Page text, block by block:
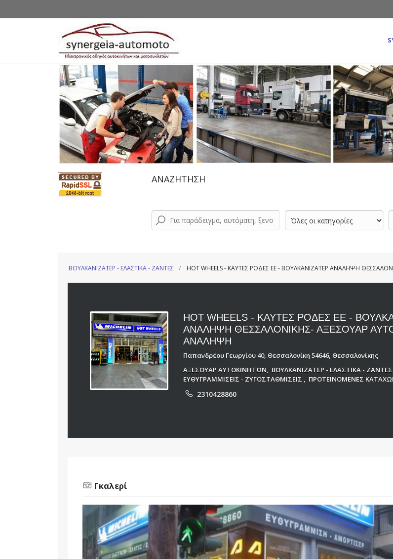
ΑΝΑΖΗΤΗΣΗ
ΒΟΥΛΚΑΝΙΖΑΤΕΡ - ΕΛΑΣΤΙΚΑ - ΖΑΝΤΕΣ HOT WHEELS - ΚΑΥΤΕΣ ΡΟΔΕΣ ΕΕ - ΒΟΥΛΚΑΝΙΖΑΤΕΡ ΑΝΑΛΗΨΗ
HOT WHEELS - ΚΑΥΤΕΣ ΡΟΔΕΣ ΕΕ -
ΑΝΑΛΗΨΗ ΘΕΣΣΑΛΟΝΙΚΗΣ- ΑΞΕΣΟΥΑΡ
ΑΝΑΛΗΨΗ
Παπανδρέου Γεωργίου 40, Θεσσαλονίκη 54646, Θεσσαλονίκης
ΑΞΕΣΟΥΑΡ ΑΥΤΟΚΙΝΗΤΩΝ
ΒΟΥΛΚΑΝΙΖΑΤΕΡ - ΕΛΑΣΤΙΚΑ - ΖΑΝΤΕΣ
ΕΥΘΥΓΡΑΜΜΙΣΕΙΣ - ΖΥΓΟΣΤΑΘΜΙΣΕΙΣ
ΠΡΟΤΕΙΝΟΜΕΝΕΣ
2310428860
Γκαλερί